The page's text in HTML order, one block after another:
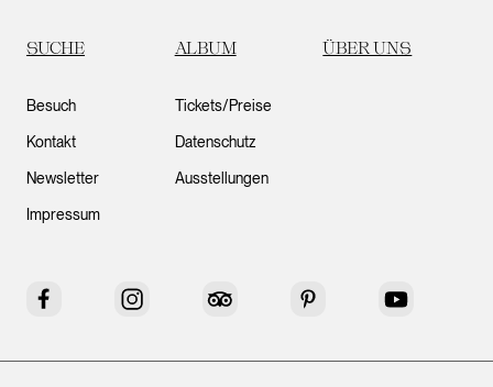
SUCHE ALBUM ÜBER UNS
Besuch
Kontakt
Newsletter
Impressum
Tickets/Preise
Datenschutz
Ausstellungen
Facebook Instagram Tripadvisor Pinterest YouTube